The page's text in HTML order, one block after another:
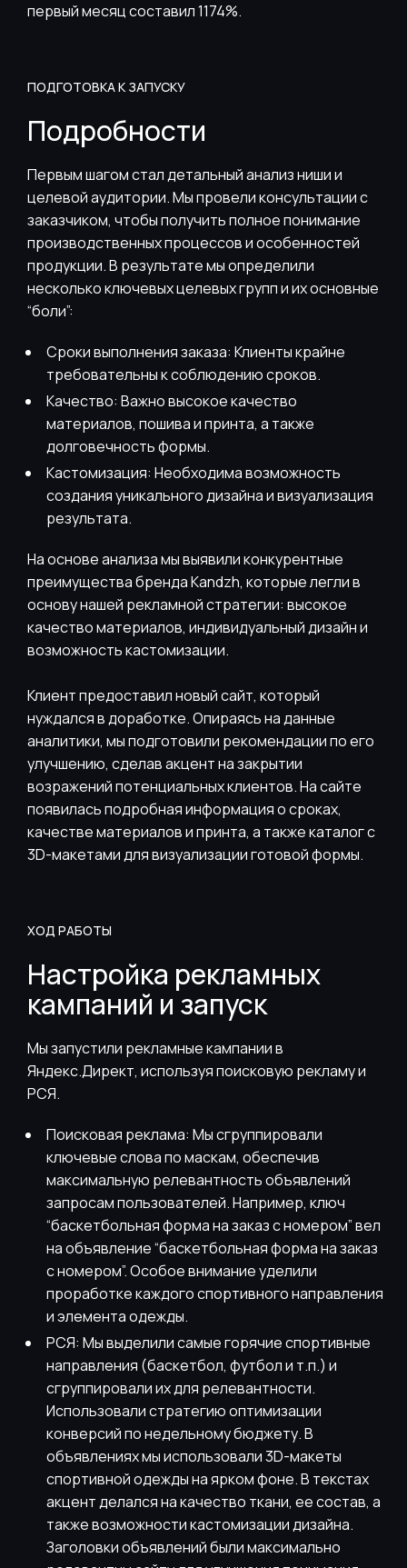
первый месяц составил 1174%.
ПОДГОТОВКА К ЗАПУСКУ
Подробности
Первым шагом стал детальный анализ ниши и
целевой аудитории. Мы провели консультации с
заказчиком, чтобы получить полное понимание
производственных процессов и особенностей
продукции. В результате мы определили
несколько ключевых целевых групп и их основные
“боли”:
Сроки выполнения заказа: Клиенты крайне
требовательны к соблюдению сроков.
Качество: Важно высокое качество
материалов, пошива и принта, а также
долговечность формы.
Кастомизация: Необходима возможность
создания уникального дизайна и визуализация
результата.
На основе анализа мы выявили конкурентные
преимущества бренда Kandzh, которые легли в
основу нашей рекламной стратегии: высокое
качество материалов, индивидуальный дизайн и
возможность кастомизации.
Клиент предоставил новый сайт, который
нуждался в доработке. Опираясь на данные
аналитики, мы подготовили рекомендации по его
улучшению, сделав акцент на закрытии
возражений потенциальных клиентов. На сайте
появилась подробная информация о сроках,
качестве материалов и принта, а также каталог с
3D-макетами для визуализации готовой формы.
ХОД РАБОТЫ
Настройка рекламных
кампаний и запуск
Мы запустили рекламные кампании в
Яндекс.Директ, используя поисковую рекламу и
РСЯ.
Поисковая реклама: Мы сгруппировали
ключевые слова по маскам, обеспечив
максимальную релевантность объявлений
запросам пользователей. Например, ключ
“баскетбольная форма на заказ с номером” вел
на объявление “баскетбольная форма на заказ
с номером”. Особое внимание уделили
проработке каждого спортивного направления
и элемента одежды.
РСЯ: Мы выделили самые горячие спортивные
направления (баскетбол, футбол и т.п.) и
сгруппировали их для релевантности.
Использовали стратегию оптимизации
конверсий по недельному бюджету. В
объявлениях мы использовали 3D-макеты
спортивной одежды на ярком фоне. В текстах
акцент делался на качество ткани, ее состав, а
также возможности кастомизации дизайна.
Заголовки объявлений были максимально